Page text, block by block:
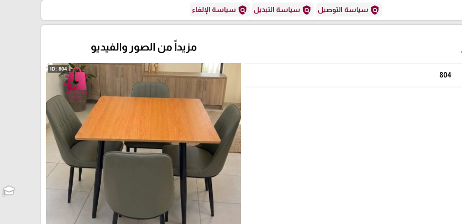
policy سياسة التوصيل policy سياسة التبديل policy سياسة الإلغاء
804
مزيداً من الصور والفيديو